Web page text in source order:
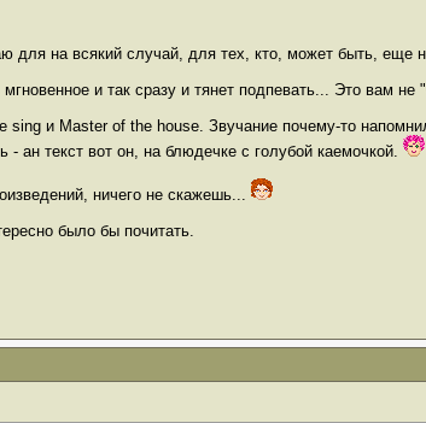
для на всякий случай, для тех, кто, может быть, еще
и так сразу и тянет подпевать... Это вам
sing и Master of the house. Звучание почему-то
- ан текст вот он, на блюдечке с голубой каемочкой.
ничего не скажешь...
было бы почитать.